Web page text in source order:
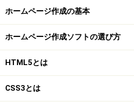
ホームページ作成の基本
ホームページ作成ソフトの選び方
HTML5とは
CSS3とは